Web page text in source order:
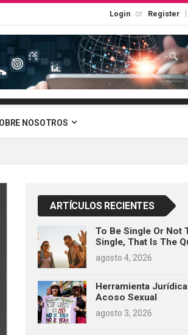
Login or Register
NOSOTROS
ARTÍCULOS RECIENTES
To Be Single Or Not
Single, That Is The
agosto 4, 2026
Herramienta
Acoso Sexual
agosto 3, 2026